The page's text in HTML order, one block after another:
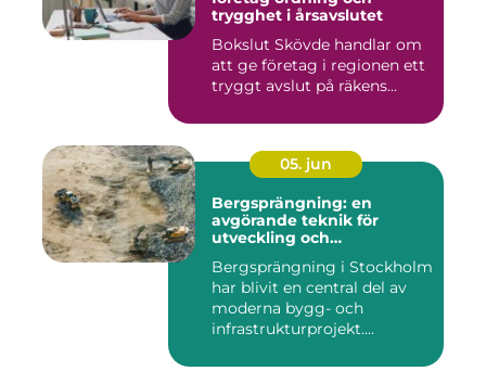
trygghet i årsavslutet
Bokslut Skövde handlar om
att ge företag i regionen ett
tryggt avslut på räkens...
05. jun
Bergsprängning: en
avgörande teknik för
utveckling och
Bergsprängning i Stockholm
har blivit en central del av
moderna bygg- och
infrastrukturprojekt....